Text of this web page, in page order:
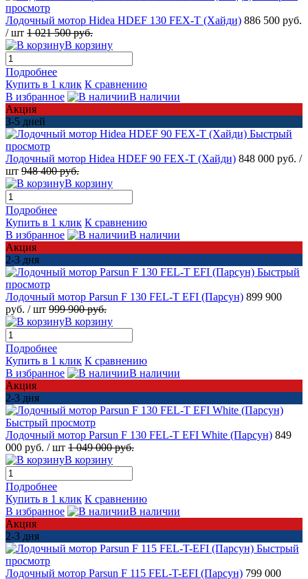
просмотр
Лодочный мотор Hidea HDEF 130 FEX-T (Хайди) 886 500 руб.
/ шт 1 021 500 руб.
В корзину
Подробнее
Купить в 1 клик К сравнению
В избранное
В наличии
Акция
3-5 дней
Быстрый
просмотр
Лодочный мотор Hidea HDEF 90 FEX-T (Хайди) 848 000 руб. /
шт 948 400 руб.
В корзину
Подробнее
Купить в 1 клик К сравнению
В избранное
В наличии
Акция
2-3 дня
Быстрый
просмотр
Лодочный мотор Parsun F 130 FEL-T EFI (Парсун) 899 900
руб. / шт 999 900 руб.
В корзину
Подробнее
Купить в 1 клик К сравнению
В избранное
В наличии
Акция
2-3 дня
Быстрый просмотр
Лодочный мотор Parsun F 130 FEL-T EFI White (Парсун) 849
000 руб. / шт 1 049 000 руб.
В корзину
Подробнее
Купить в 1 клик К сравнению
В избранное
В наличии
Акция
2-3 дня
Быстрый
просмотр
Лодочный мотор Parsun F 115 FEL-T-EFI (Парсун) 799 000